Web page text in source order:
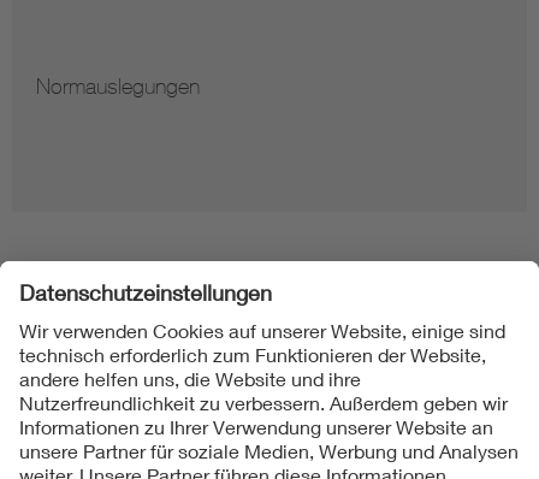
Normauslegungen
Folgen Sie uns